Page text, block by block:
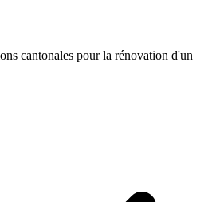
cantonales pour la rénovation d'un